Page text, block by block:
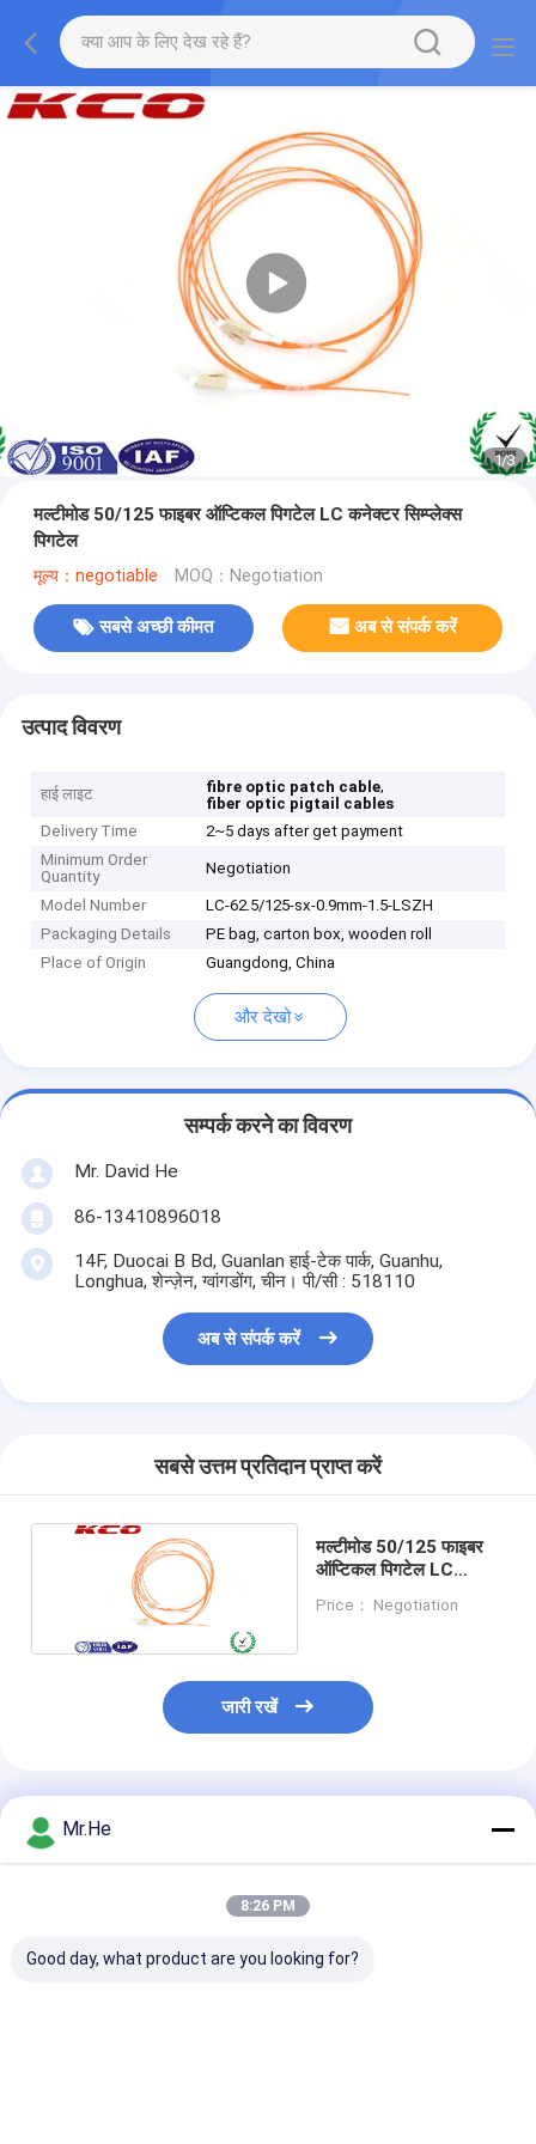
1/3
मल्टीमोड 50/125 फाइबर ऑप्टिकल पिगटेल LC कनेक्टर सिम्प्लेक्स
पिगटेल
मूल्य：negotiable MOQ：Negotiation
सबसे अच्छी कीमत अब से संपर्क करें
उत्पाद विवरण
हाई लाइट fibre optic patch cable,
fiber optic pigtail cables
Delivery Time
2~5 days after get payment
Minimum Order
Quantity
Negotiation
Model Number
LC-62.5/125-sx-0.9mm-1.5-LSZH
Packaging Details
PE bag, carton box, wooden roll
Place of Origin
Guangdong, China
और देखो
सम्पर्क करने का विवरण
Mr. David He
86-13410896018
14F, Duocai B Bd, Guanlan हाई-टेक पार्क, Guanhu,
Longhua, शेन्ज़ेन, ग्वांगडोंग, चीन। पी/सी : 518110
अब से संपर्क करें
सबसे उत्तम प्रतिदान प्राप्त करें
मल्टीमोड 50/125 फाइबर
ऑप्टिकल पिगटेल LC
Price： Negotiation
जारी रखें
अनुशंसित उत्पाद
Mr.He
8:26 PM
Good day, what product are you looking for?